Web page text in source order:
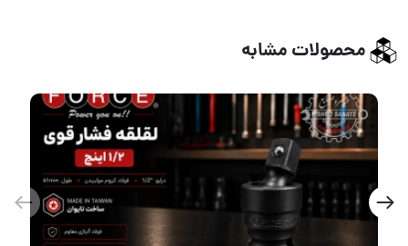
محصولات مشابه